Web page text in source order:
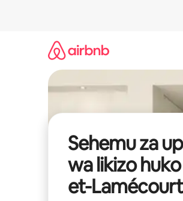
Sehemu za
wa likizo
et-Lamécourt